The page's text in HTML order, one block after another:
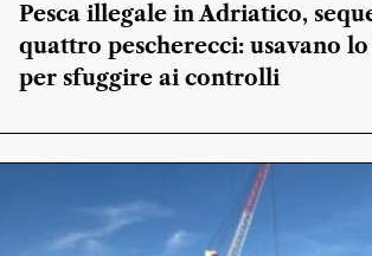
Pesca illegale in Adriatico,
quattro pescherecci: usavano lo
per sfuggire ai controlli